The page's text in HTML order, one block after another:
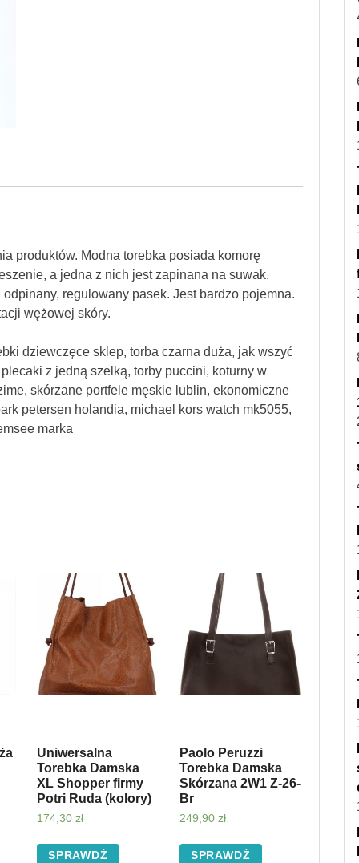
produktów. Modna torebka posiada komorę
a jedna z nich jest zapinana na suwak.
regulowany pasek. Jest bardzo pojemna.
wężowej skóry.
dziewczęce sklep, torba czarna duża, jak wszyć
z jedną szelką, torby puccini, koturny w
skórzane portfele męskie lublin, ekonomiczne
petersen holandia, michael kors watch mk5055,
marka
Uniwersalna
Torebka Damska
XL Shopper firmy
Potri Ruda (kolory)
174,30 zł
SPRAWDŹ
Paolo Peruzzi
Torebka Damska
Skórzana 2W1 Z-26-
Br
249,90 zł
SPRAWDŹ